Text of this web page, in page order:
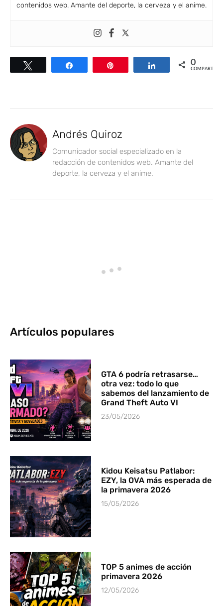
contenidos web. Amante del deporte, la cerveza y el anime.
Compartir Compartir0
COMPARTIR
Andrés Quiroz
Comunicador social especializado en la
redacción de contenidos web. Amante del
deporte, la cerveza y el anime.
Artículos populares
GTA 6 podría retrasarse…
otra vez: todo lo que
sabemos del lanzamiento de
Grand Theft Auto VI
23/05/2026
Kidou Keisatsu Patlabor:
EZY, la OVA más esperada de
la primavera 2026
15/05/2026
TOP 5 animes de acción
primavera 2026
12/05/2026